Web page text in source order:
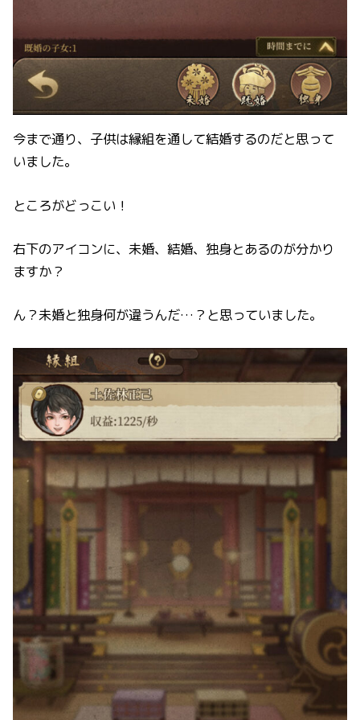
今まで通り、子供は縁組を通して結婚するのだと思って
いました。
ところがどっこい！
右下のアイコンに、未婚、結婚、独身とあるのが分かり
ますか？
ん？未婚と独身何が違うんだ…？と思っていました。